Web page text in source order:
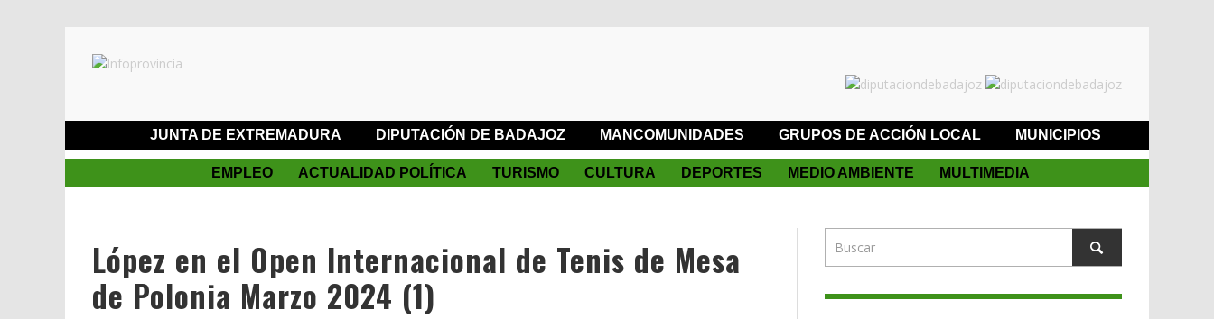
JUNTA DE EXTREMADURA DIPUTACIÓN DE BADAJOZ MANCOMUNIDADES GRUPOS DE ACCIÓN LOCAL MUNICIPIOS
EMPLEO ACTUALIDAD POLÍTICA TURISMO CULTURA DEPORTES MEDIO AMBIENTE MULTIMEDIA
López en el Open Internacional de Tenis de Mesa
de Polonia Marzo 2024 (1)